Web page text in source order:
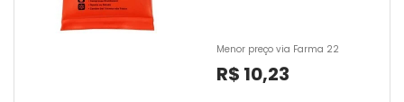
Menor preço via Farma 22
R$ 10,23